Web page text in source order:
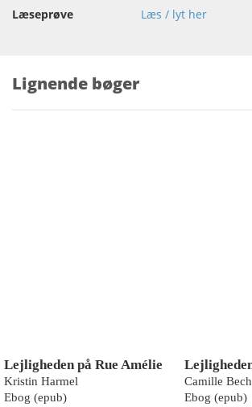
Læseprøve
Læs / lyt her
Lignende bøger
Lejligheden på Rue Amélie
Kristin Harmel
Ebog (epub)
Camille Bech
Ebog (epub)